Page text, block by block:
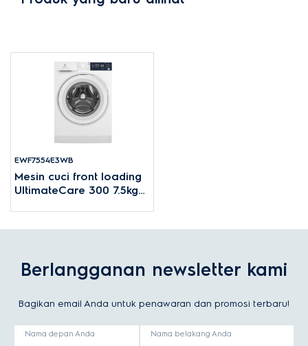
EWF7554E3WB
Mesin cuci front loading
UltimateCare 300 7.5kg
Berlangganan newsletter kami
Bagikan email Anda untuk penawaran dan promosi terbaru!
Nama depan Anda Nama belakang Anda